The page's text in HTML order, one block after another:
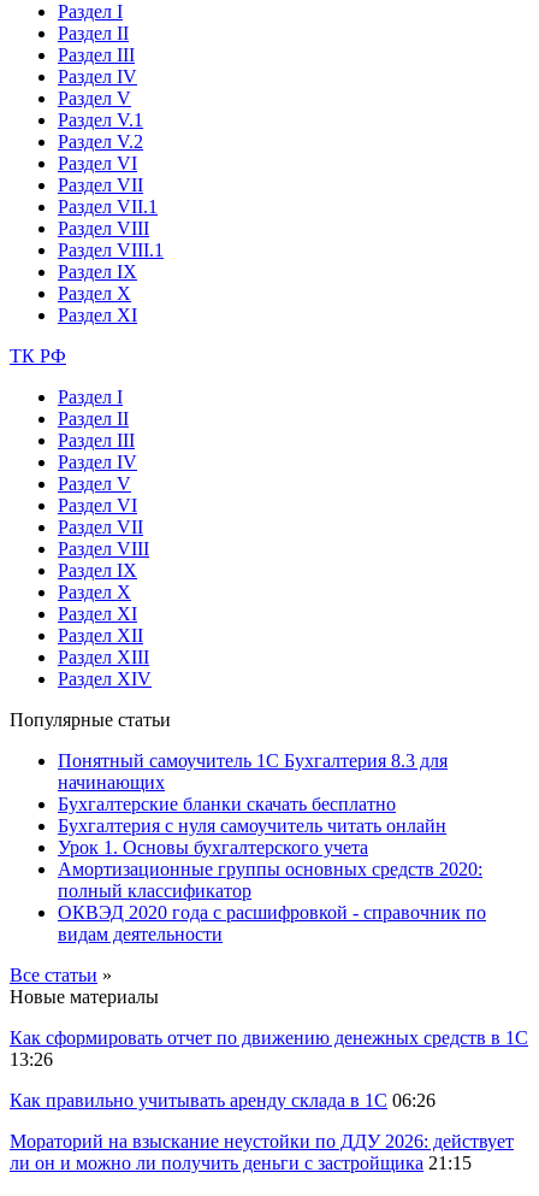
Раздел I
Раздел II
Раздел III
Раздел IV
Раздел V
Раздел V.1
Раздел V.2
Раздел VI
Раздел VII
Раздел VII.1
Раздел VIII
Раздел VIII.1
Раздел IX
Раздел X
Раздел XI
ТК РФ
Раздел I
Раздел II
Раздел III
Раздел IV
Раздел V
Раздел VI
Раздел VII
Раздел VIII
Раздел IX
Раздел X
Раздел XI
Раздел XII
Раздел XIII
Раздел XIV
Популярные статьи
Понятный самоучитель 1С Бухгалтерия 8.3 для
начинающих
Бухгалтерские бланки скачать бесплатно
Бухгалтерия с нуля самоучитель читать онлайн
Урок 1. Основы бухгалтерского учета
Амортизационные группы основных средств 2020:
полный классификатор
ОКВЭД 2020 года с расшифровкой - справочник по
видам деятельности
Все статьи »
Новые материалы
Как сформировать отчет по движению денежных средств в 1С
13:26
Как правильно учитывать аренду склада в 1С 06:26
Мораторий на взыскание неустойки по ДДУ 2026: действует
ли он и можно ли получить деньги с застройщика 21:15